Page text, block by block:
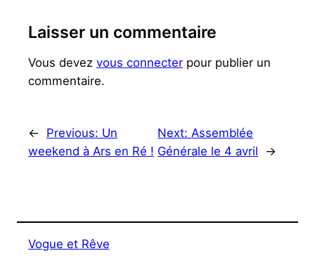
Laisser un commentaire
Vous devez vous connecter pour publier un
commentaire.
← Previous: Un
weekend à Ars en Ré !
Next:Assemblée
Générale le 4 avril
→
Vogue et Rêve